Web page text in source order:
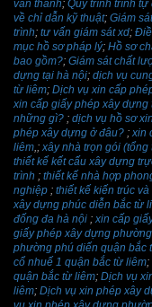
vân thanh; Quy trình trình
về chỉ dẫn kỹ thuật; Giám
trình; tư vấn giám sát xd;
mục hồ sơ pháp lý; Hồ sơ
bao gồm?; Giám sát chất
dựng tại hà nội; dịch vụ
từ liêm; Dịch vụ xin cấp
xin cấp giấy phép xây dựng
những gì? ; dịch vụ hồ sơ
phép xây dựng ở đâu? ; xin
liêm ,; xây nhà trọn gói (tổng
thiết kế kết cấu xây dựng
trình ; thiết kế nhà hợp
nghiệp ; thiết kế kiến trúc
xây dựng phúc diễn bắc từ
đống đa hà nội ; xin cấp
giấy phép xây dựng
phường phú diến quận bắc
cổ nhuế 1 quận bắc từ liêm;
quận bắc từ liêm; Dịch vụ
liêm; Dịch vụ xin phép xây